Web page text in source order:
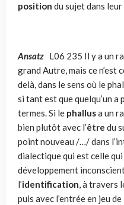
position du sujet dans
Ansatz L06 235 Il y a un
grand Autre, mais ce n’est
delà, dans le sens où le
si tant est que quelqu’un a
termes. Si le phallusa un
bien plutôt avec l’être du
point nouveau /…/ dans
dialectique qui est celle
développement
l’identification, à travers
puis avec l’entrée en jeu